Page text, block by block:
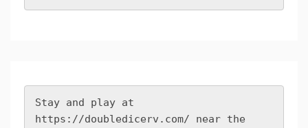
https://doubledicerv.com/ near the